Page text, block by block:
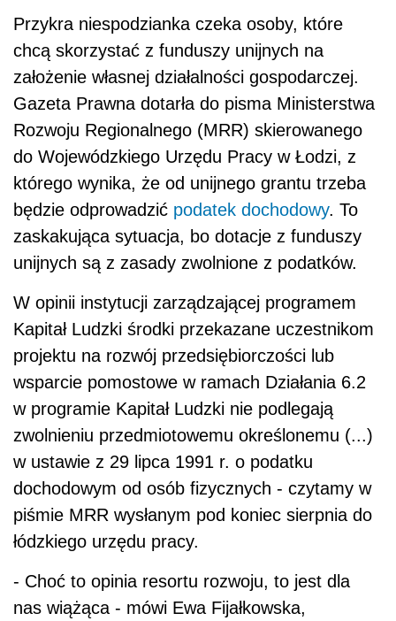
Przykra niespodzianka czeka osoby, które
chcą skorzystać z funduszy unijnych na
założenie własnej działalności gospodarczej.
Gazeta Prawna dotarła do pisma Ministerstwa
Rozwoju Regionalnego (MRR) skierowanego
do Wojewódzkiego Urzędu Pracy w Łodzi, z
którego wynika, że od unijnego grantu trzeba
będzie odprowadzić podatek dochodowy. To
zaskakująca sytuacja, bo dotacje z funduszy
unijnych są z zasady zwolnione z podatków.
W opinii instytucji zarządzającej programem
Kapitał Ludzki środki przekazane uczestnikom
projektu na rozwój przedsiębiorczości lub
wsparcie pomostowe w ramach Działania 6.2
w programie Kapitał Ludzki nie podlegają
zwolnieniu przedmiotowemu określonemu (...)
w ustawie z 29 lipca 1991 r. o podatku
dochodowym od osób fizycznych - czytamy w
piśmie MRR wysłanym pod koniec sierpnia do
łódzkiego urzędu pracy.
- Choć to opinia resortu rozwoju, to jest dla
nas wiążąca - mówi Ewa Fijałkowska,